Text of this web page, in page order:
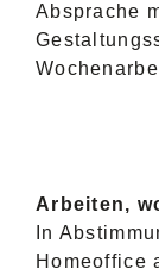
Absprache
Arbeiten,
In
Homeoffice